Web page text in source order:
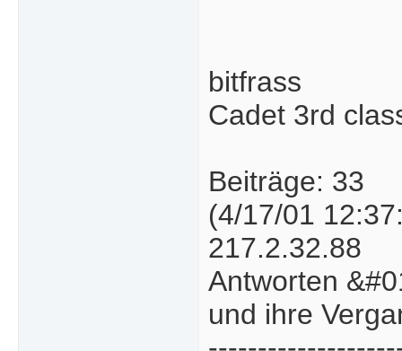
bitfrass
Cadet 3rd
Beiträge: 33
(4/17/01
217.2.32.88
Antworten
und ihre